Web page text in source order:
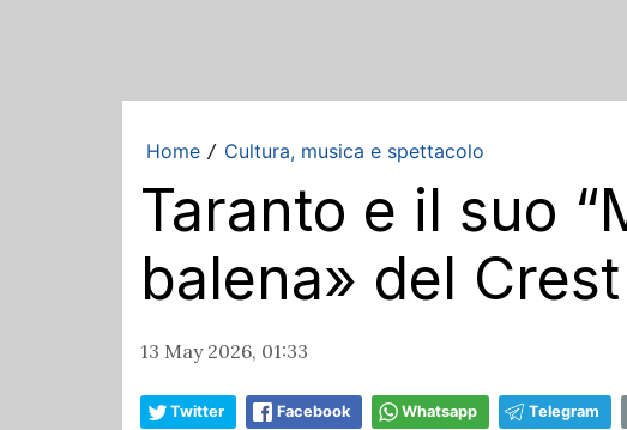
Home / Cultura, musica e spettacolo
Taranto e il suo
balena» del Crest
13 May 2026, 01:33
Twitter Facebook Whatsapp Telegram